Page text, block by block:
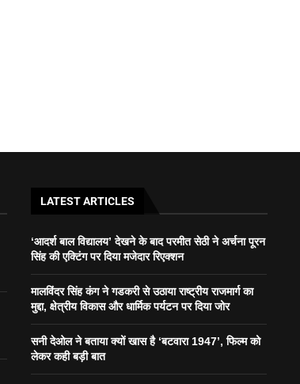
LATEST ARTICLES
‘आदर्श बाल विद्यालय’ देखने के बाद परमीत सेठी ने अर्चना पूरन
सिंह की एक्टिंग पर दिया मजेदार रिएक्शन
मालविंदर सिंह कंग ने गडकरी से उठाया राष्ट्रीय राजमार्ग का
मुद्दा, क्षेत्रीय विकास और धार्मिक पर्यटन पर दिया जोर
सनी देओल ने बताया क्यों खास है ‘बटवारा 1947’, फिल्म को
लेकर कही बड़ी बात